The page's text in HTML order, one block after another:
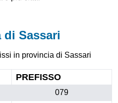
Sassari
in provincia di Sassari
PREFISSO
079